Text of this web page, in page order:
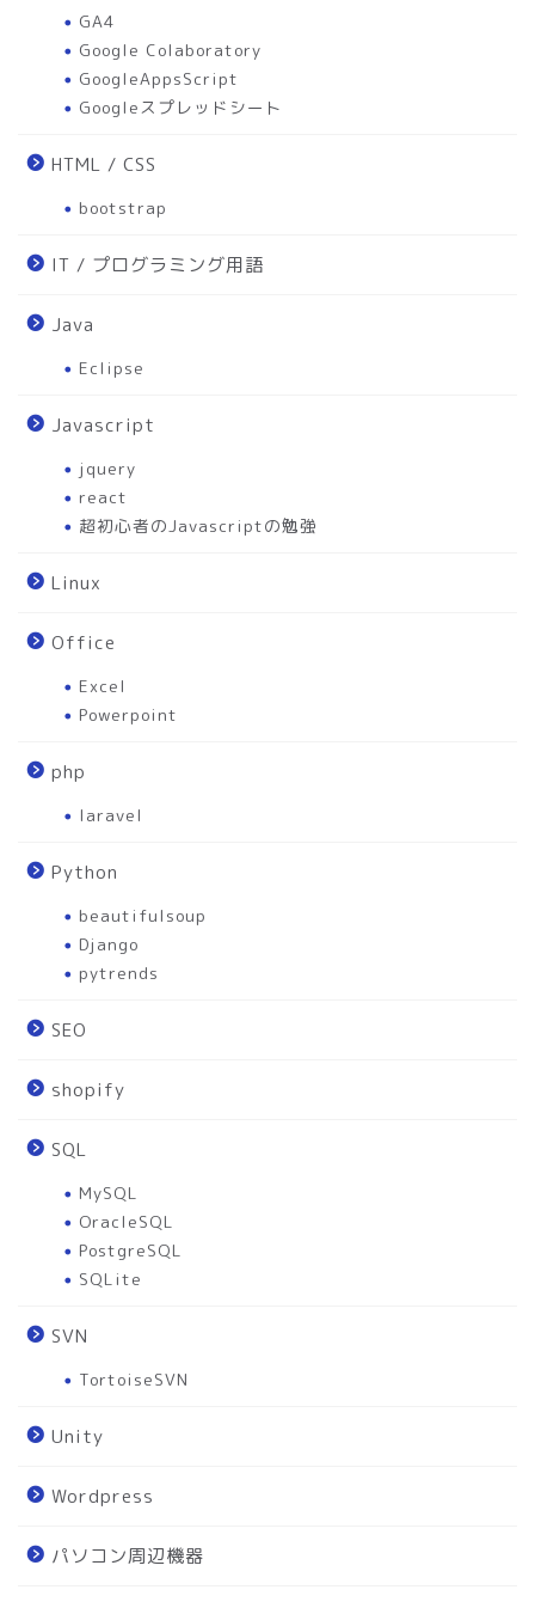
GA4
Google Colaboratory
GoogleAppsScript
Googleスプレッドシート
HTML / CSS
bootstrap
IT / プログラミング用語
Java
Eclipse
Javascript
jquery
react
超初心者のJavascriptの勉強
Linux
Office
Excel
Powerpoint
php
laravel
Python
beautifulsoup
Django
pytrends
SEO
shopify
SQL
MySQL
OracleSQL
PostgreSQL
SQLite
SVN
TortoiseSVN
Unity
Wordpress
パソコン周辺機器